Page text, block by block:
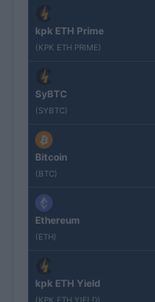
kpk ETH Prime
(KPK ETH PRIME)
SyBTC
(SYBTC)
Bitcoin
(BTC)
Ethereum
(ETH)
kpk ETH Yield
(KPK ETH YIELD)